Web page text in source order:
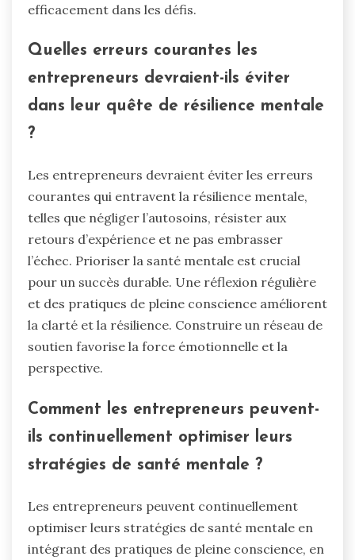
efficacement dans les défis.
Quelles erreurs courantes les
entrepreneurs devraient-ils éviter
dans leur quête de résilience mentale
?
Les entrepreneurs devraient éviter les erreurs
courantes qui entravent la résilience mentale,
telles que négliger l’autosoins, résister aux
retours d’expérience et ne pas embrasser
l’échec. Prioriser la santé mentale est crucial
pour un succès durable. Une réflexion régulière
et des pratiques de pleine conscience améliorent
la clarté et la résilience. Construire un réseau de
soutien favorise la force émotionnelle et la
perspective.
Comment les entrepreneurs peuvent-
ils continuellement optimiser leurs
stratégies de santé mentale ?
Les entrepreneurs peuvent continuellement
optimiser leurs stratégies de santé mentale en
intégrant des pratiques de pleine conscience, en